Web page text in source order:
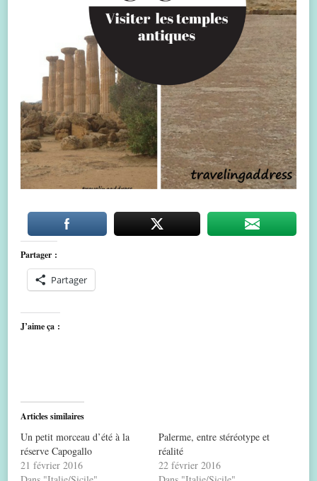
Partager :
Partager
J’aime ça :
Articles similaires
Un petit morceau d’été à la
réserve Capogallo
21 février 2016
Palerme, entre stéréotype et
réalité
22 février 2016